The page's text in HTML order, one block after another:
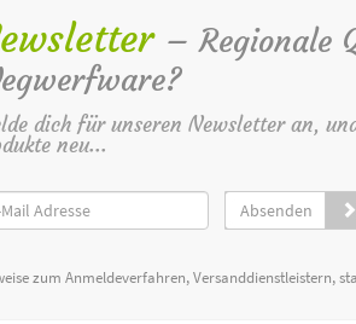
– Regionale
dich für unseren Newsletter an,
neu...
Absenden
zum Anmeldeverfahren, Versanddienstleistern,